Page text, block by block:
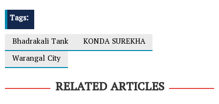
Tags:
Bhadrakali Tank
KONDA SUREKHA
Warangal City
RELATED ARTICLES